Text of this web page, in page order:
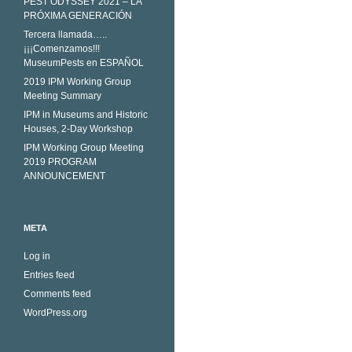
PRÓXIMA GENERACIÓN
Tercera llamada…..
¡¡¡Comenzamos!!!
MuseumPests en ESPAÑOL
2019 IPM Working Group
Meeting Summary
IPM in Museums and Historic
Houses, 2-Day Workshop
IPM Working Group Meeting
2019 PROGRAM
ANNOUNCEMENT
META
Log in
Entries feed
Comments feed
WordPress.org